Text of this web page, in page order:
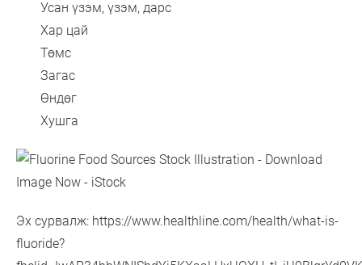
Усан үзэм, үзэм, дарс
Хар цай
Төмс
Загас
Өндөг
Хушга
Эх сурвалж: https://www.healthline.com/health/what-is-
fluoride?